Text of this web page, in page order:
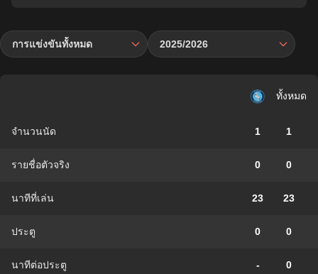
การแข่งขันทั้งหมด 2025/2026
ทั้งหมด
จำนวนนัด 1 1
รายชื่อตัวจริง 0 0
นาทีที่เล่น 23 23
ประตู 0 0
นาทีต่อประตู - 0